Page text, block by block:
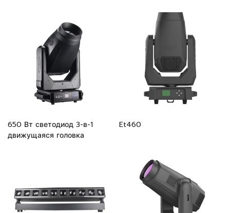
650 Вт светодиод 3-в-1
движущаяся головка
Et460